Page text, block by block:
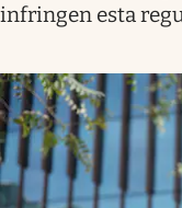
infringen esta